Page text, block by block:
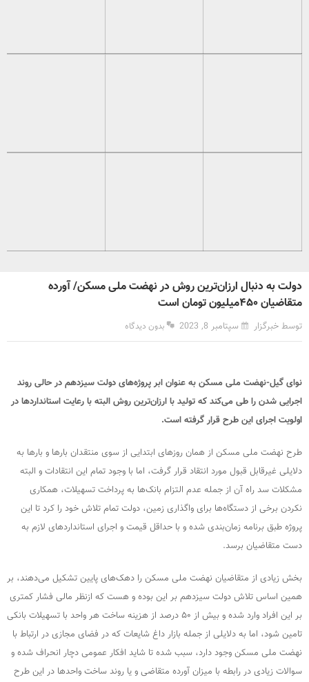
دولت به دنبال ارزان‌ترین روش در نهضت ملی مسکن/ آورده
متقاضیان ۴۵۰میلیون تومان است
توسط خبرگزار سپتامبر 8, 2023 بدون دیدگاه
نوای گیل-نهضت ملی مسکن به عنوان ابر پروژه‌های دولت سیزدهم در حالی روند
اجرایی شدن را طی می‌کند که تولید با ارزان‌ترین روش البته با رعایت استانداردها در
اولویت اجرای این طرح قرار گرفته است.
طرح نهضت ملی مسکن از همان روزهای ابتدایی از سوی منتقدان بارها و بارها به
دلایلی غیرقابل قبول مورد انتقاد قرار گرفت، اما با وجود تمام این انتقادات و البته
مشکلات سد راه آن از جمله عدم التزام بانک‌ها به پرداخت تسهیلات، همکاری
نکردن برخی از دستگاه‌ها برای واگذاری زمین، دولت تمام تلاش خود را کرد تا این
پروژه طبق برنامه زمان‌بندی شده و با حداقل قیمت و اجرای استانداردهای لازم به
دست متقاضیان برسد.
بخش زیادی از متقاضیان نهضت ملی مسکن را دهک‌های پایین تشکیل می‌دهند، بر
همین اساس تلاش دولت سیزدهم بر این بوده و هست که ازنظر مالی فشار کمتری
بر این افراد وارد شده و بیش از ۵۰ درصد از هزینه ساخت هر واحد با تسهیلات بانکی
تامین شود، اما به دلایلی از جمله بازار داغ شایعات که در فضای مجازی در ارتباط با
نهضت ملی مسکن وجود دارد، سبب شده تا شاید افکار عمومی دچار انحراف شده و
سوالات زیادی در رابطه با میزان آورده متقاضی و یا روند ساخت واحدها در این طرح